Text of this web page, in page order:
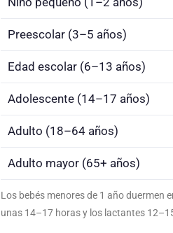
Preescolar (3–5 años)
Edad escolar (6–13 años)
Adolescente (14–17 años)
Adulto (18–64 años)
Adulto mayor (65+ años)
Los bebés menores de 1 año duermen
unas 14–17 horas y los lactantes